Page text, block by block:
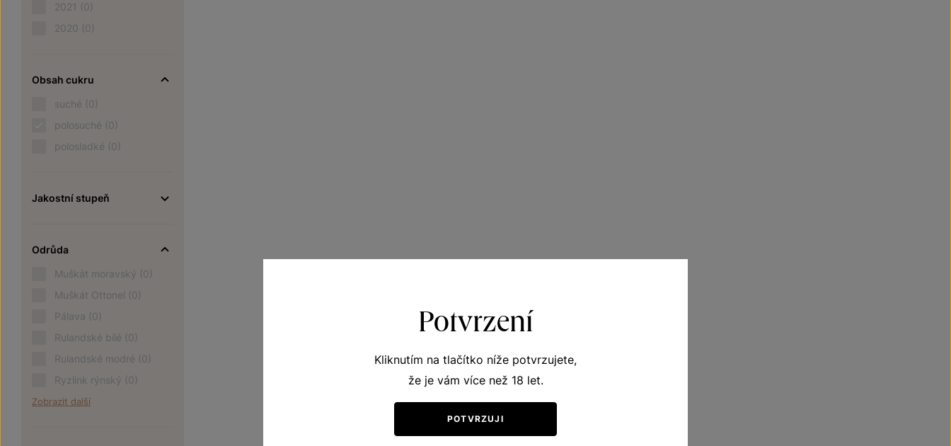
2021 (0)
2020 (0)
Obsah cukru
suché (0)
polosuché (0)
polosladké (0)
Jakostní stupeň
Odrůda
Muškát moravský (0)
Muškát Ottonel (0)
Pálava (0)
Rulandské bílé (0)
Rulandské modré (0)
Ryzlink rýnský (0)
Zobrazit další
Potvrzení
Kliknutím na tlačítko níže potvrzujete,
že je vám více než 18 let.
POTVRZUJI